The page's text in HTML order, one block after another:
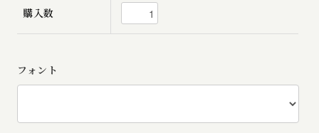
購入数
フォント